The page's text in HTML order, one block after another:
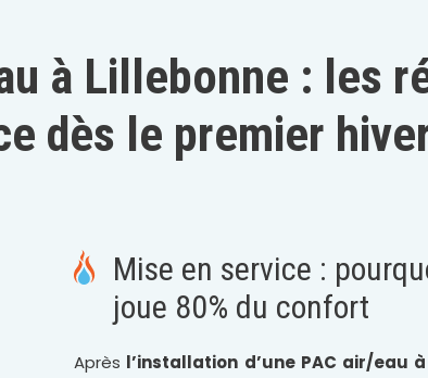
à Lillebonne : les
dès le premier
Mise en service :
joue 80% du confort
Après l’installation d’une PAC air/eau